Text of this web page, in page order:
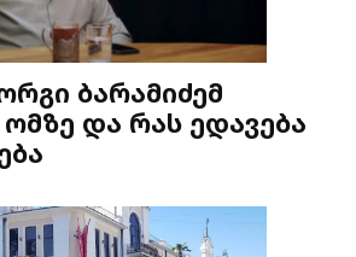
ბარამიძემ
და რას ედავება